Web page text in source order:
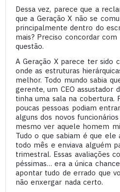
Dessa vez, parece que a
que a Geração X não se
principalmente dentro do
mais? Preciso concordar com
questão.
A Geração X parece ter sido
onde as estruturas
melhor. Todo mundo sabia
gerente, um CEO assustador
tinha uma sala na cobertura.
poucas pessoas podiam
alguns dos novos
mesmo ver aquele homem
Tudo o que sabiam é que ele
todo mês e enviava alguém
trimestral. Essas avaliações
péssimas… era a única
apontar tudo de errado que
não enxergar nada certo.